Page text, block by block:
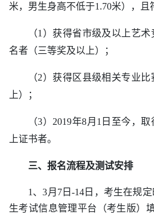
米，男生身高不低于1.70米），且
（1）获得省市级及以上艺术
名者（三等奖及以上）；
（2）获得区县级相关专业
上）；
（3）2019年8月1日至今，
上证书者。
三、报名流程及测试安排
1、3月7日-14日，考生在规
生考试信息管理平台（考生版）